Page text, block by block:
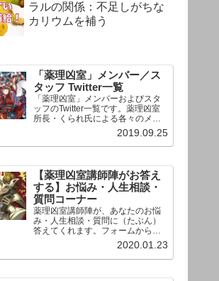
ラルの関係：不足しがちな
カリウムを補う
「薬理凶室」メンバー／ス
タッフ Twitter一覧
「薬理凶室」メンバーおよびスタ
ッフのTwitter一覧です。薬理凶室
所長・くられ氏による各々のメン
バーの一言紹介付き。Twitterへの
リンクの下にあるフォローボタン
を押すとそのままフォローできま
2019.09.25
【薬理凶室講師陣がお答え
する】お悩み・人生相談・
質問コーナー
薬理凶室講師陣が、あなたのお悩
み・人生相談・質問に（たぶん）
答えてくれます。フォームからお
送りいただいた相談は、順次、動
画として公開される予定（時期未
定）！ どうぞお気軽にご質問く
2020.01.23